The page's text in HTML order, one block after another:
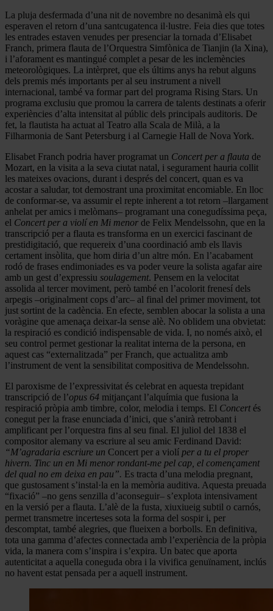
La pluja desfermada d’una nit de novembre no desanimà els qui
esperaven el retorn d’una santcugatenca il·lustre. Feia dies que totes
les entrades estaven venudes per presenciar la tornada d’Elisabet
Franch, primera flauta de l’Orquestra Simfònica de Tianjin (la Xina),
i l’aforament es mantingué complet a pesar de les inclemències
meteorològiques. La intèrpret, que els últims anys ha rebut alguns
dels premis més importants per al seu instrument a nivell
internacional, també va formar part del programa Rising Stars. Un
programa exclusiu que promou la carrera de talents destinats a oferir
experiències d’alta intensitat al públic dels principals auditoris. De
fet, la flautista ha actuat al Teatro alla Scala de Milà, a la
Filharmonia de Sant Petersburg i al Carnegie Hall de Nova York.
Elisabet Franch podria haver programat un Concert per a flauta de
Mozart, en la visita a la seva ciutat natal, i segurament hauria collit
les mateixes ovacions, durant i després del concert, quan es va
acostar a saludar, tot demostrant una proximitat encomiable. En lloc
de conformar-se, va assumir el repte inherent a tot retorn –llargament
anhelat per amics i melòmans– programant una conegudíssima peça,
el Concert per a violí en Mi menor de Felix Mendelssohn, que en la
transcripció per a flauta es transforma en un exercici fascinant de
prestidigitació, que requereix d’una coordinació amb els llavis
certament insòlita, que hom diria d’un altre món. En l’acabament
rodó de frases endimoniades es va poder veure la solista agafar aire
amb un gest d’expressiu soulagement. Pensem en la velocitat
assolida al tercer moviment, però també en l’acolorit frenesí dels
arpegis –originalment cops d’arc– al final del primer moviment, tot
just sortint de la cadència. En efecte, semblen abocar la solista a una
voràgine que amenaça deixar-la sense alè. No oblidem una obvietat:
la respiració es condició indispensable de vida. I, no només això, el
seu control permet gestionar la realitat interna de la persona, en
aquest cas “externalitzada” per Franch, que actualitza amb
l’instrument de vent la sensibilitat compositiva de Mendelssohn.
El paroxisme de l’expressivitat és celebrat en aquesta trepidant
transcripció de l’opus 64 mitjançant l’alquímia que fusiona la
respiració pròpia amb timbre, color, melodia i temps. El Concertés
conegut per la frase enunciada d’inici, que s’anirà retrobant i
amplificant per l’orquestra fins al seu final. El juliol del 1838 el
compositor alemany va escriure al seu amic Ferdinand David:
“M’agradaria escriure un Concert per a violí per a tu el proper
hivern. Tinc un en Mi menor rondant-me pel cap, el començament
del qual no em deixa en pau”. Es tracta d’una melodia pregnant,
que gustosament s’instal·la en la memòria auditiva. Aquesta preuada
“fixació” –no gens senzilla d’aconseguir– s’explota intensivament
en la versió per a flauta. L’alè de la fusta, xiuxiueig subtil o carnós,
permet transmetre incerteses sota la forma del sospir i, per
descomptat, també alegries, que flueixen a borbolls. En definitiva,
tota una gamma d’afectes connectada amb l’experiència de la pròpia
vida, la manera com s’inspira i s’expira. Un batec que aporta
autenticitat a aquella coneguda obra i la vivifica genuïnament, inclús
no havent estat pensada per a aquell instrument.